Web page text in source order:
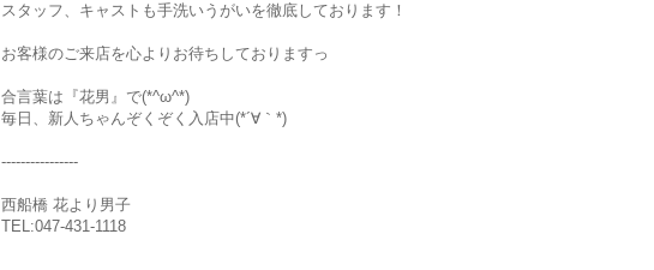
スタッフ、キャストも手洗いうがいを徹底しております！
お客様のご来店を心よりお待ちしておりますっ
合言葉は『花男』で(*^ω^*)
毎日、新人ちゃんぞくぞく入店中(*´∀｀*)
----------------
西船橋 花より男子
TEL:047-431-1118